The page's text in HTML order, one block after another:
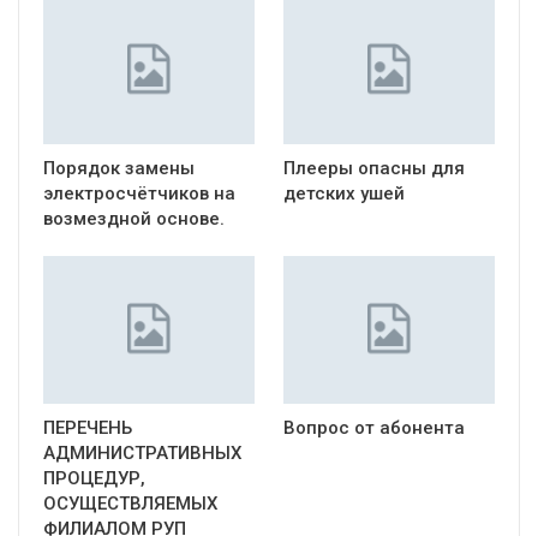
Порядок замены
электросчётчиков на
возмездной основе.
Плееры опасны для
детских ушей
ПЕРЕЧЕНЬ
АДМИНИСТРАТИВНЫХ
ПРОЦЕДУР,
ОСУЩЕСТВЛЯЕМЫХ
ФИЛИАЛОМ РУП
Вопрос от абонента